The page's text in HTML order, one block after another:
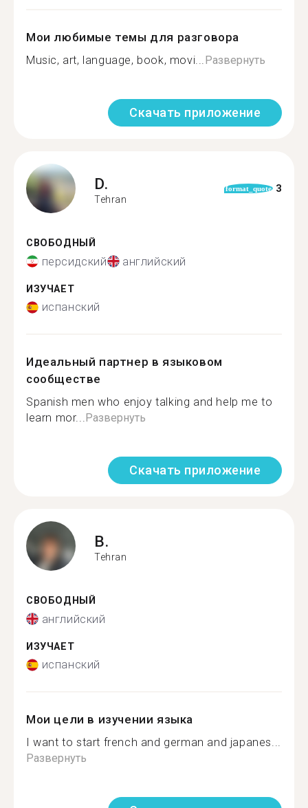
Мои любимые темы для разговора
Music, art, language, book, movi...Развернуть
Скачать приложение
D.
Tehran
format_quote 3
СВОБОДНЫЙ
персидский английский
ИЗУЧАЕТ
испанский
Идеальный партнер в языковом
сообществе
Spanish men who enjoy talking and help me to
learn mor...Развернуть
Скачать приложение
B.
Tehran
СВОБОДНЫЙ
английский
ИЗУЧАЕТ
испанский
Мои цели в изучении языка
I want to start french and german and japanes...
Развернуть